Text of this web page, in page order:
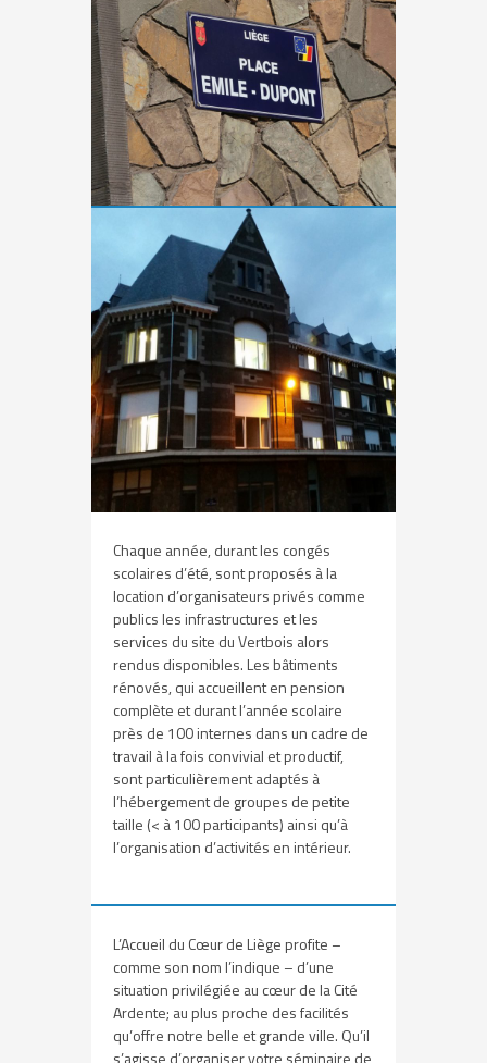
Chaque année, durant les congés
scolaires d’été, sont proposés à la
location d’organisateurs privés comme
publics les infrastructures et les
services du site du Vertbois alors
rendus disponibles. Les bâtiments
rénovés, qui accueillent en pension
complète et durant l’année scolaire
près de 100 internes dans un cadre de
travail à la fois convivial et productif,
sont particulièrement adaptés à
l’hébergement de groupes de petite
taille (< à 100 participants) ainsi qu’à
l’organisation d’activités en intérieur.
L’Accueil du Cœur de Liège profite –
comme son nom l’indique – d’une
situation privilégiée au cœur de la Cité
Ardente; au plus proche des facilités
qu’offre notre belle et grande ville. Qu’il
s’agisse d’organiser votre séminaire de